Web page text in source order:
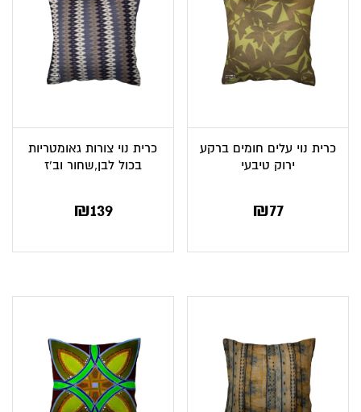
כרית נוי עלים חומים ברקע
ירוק טיבעי
₪77
כרית נוי צורות גאומטריות
בכול לבן,שחור וב’ז
₪139